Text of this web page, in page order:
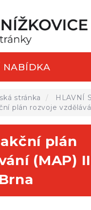
NABÍDKA
stránka
HLAVNÍ
plán rozvoje
plán
(MAP) II